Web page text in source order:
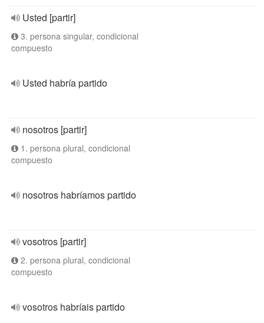
Usted [partir]
3. persona singular, condicional
compuesto
Usted habría partido
nosotros [partir]
1. persona plural, condicional
compuesto
nosotros habríamos partido
vosotros [partir]
2. persona plural, condicional
compuesto
vosotros habríais partido